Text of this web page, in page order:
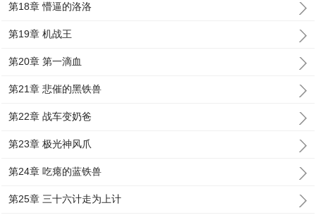
第18章 懵逼的洛洛
第19章 机战王
第20章 第一滴血
第21章 悲催的黑铁兽
第22章 战车变奶爸
第23章 极光神风爪
第24章 吃瘪的蓝铁兽
第25章 三十六计走为上计